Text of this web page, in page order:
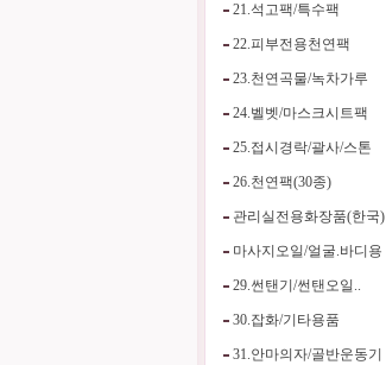
21.석고팩/특수팩
22.피부전용천연팩
23.천연곡물/녹차가루
24.벨벳/마스크시트팩
25.접시경락/괄사/스톤
26.천연팩(30종)
관리실전용화장품(한국)
마사지오일/얼굴.바디용
29.썬탠기/썬탠오일..
30.잡화/기타용품
31.안마의자/골반운동기